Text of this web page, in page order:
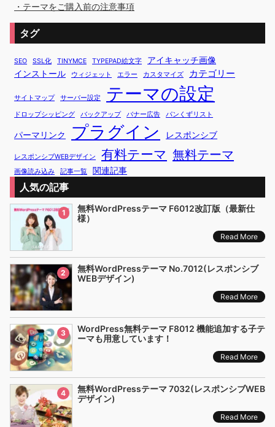
・テーマをご購入前の注意事項
タグ
SEO SSL化 TINYMCE TYPEPAD絵文字
アイキャッチ画像
インストール
ウィジェット エラー カスタマイズ カテゴリー
サイトマップ サーバー設定 テーマの設定
ドロップシッピング バックアップ バナー広告 パンくずリスト
パーマリンク プラグイン レスポンシブ
レスポンシブWEBデザイン 有料テーマ 無料テーマ
画像読み込み 記事一覧 関連記事
人気の記事
1
無料WordPressテーマ F6012改訂版（最新仕
様）
Read More
2
無料WordPressテーマ No.7012(レスポンシブ
WEBデザイン)
Read More
3
WordPress無料テーマ F8012 機能追加する子テ
ーマも用意しています！
Read More
4
無料WordPressテーマ 7032(レスポンシブWEB
デザイン)
Read More